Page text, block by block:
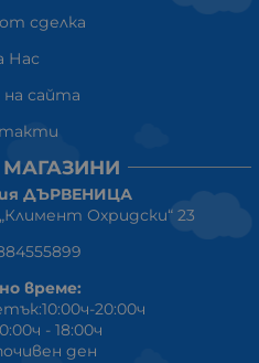
сделка
Нас
сайта
ДЪРВЕНИЦА
Охридски“ 23
време:
20:00ч
- 18:00ч
ден